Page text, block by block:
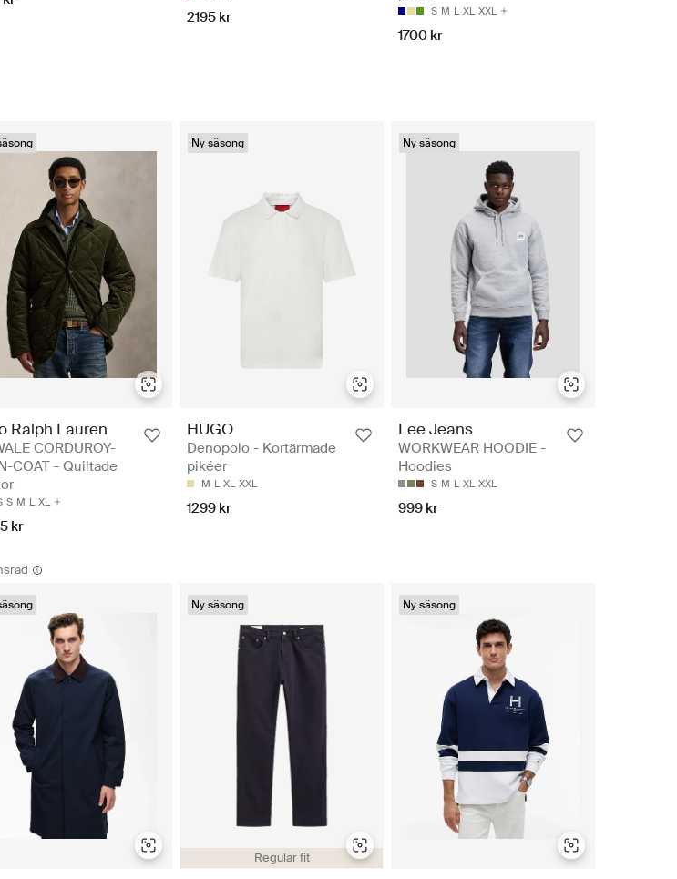
2195 kr S M L XL XXL
1700 kr
Ralph Lauren
CORDUROY-
COAT - Quiltade
S M L XL
kr
Ny säsong
HUGO
Denopolo - Kortärmade
pikéer
M L XL XXL
1299 kr
Ny säsong
Lee Jeans
WORKWEAR HOODIE -
Hoodies
S M L XL XXL
999 kr
Regular fit
Ny säsong Ny säsong